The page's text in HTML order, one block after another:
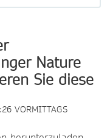
Nature
Sie diese
VORMITTAGS